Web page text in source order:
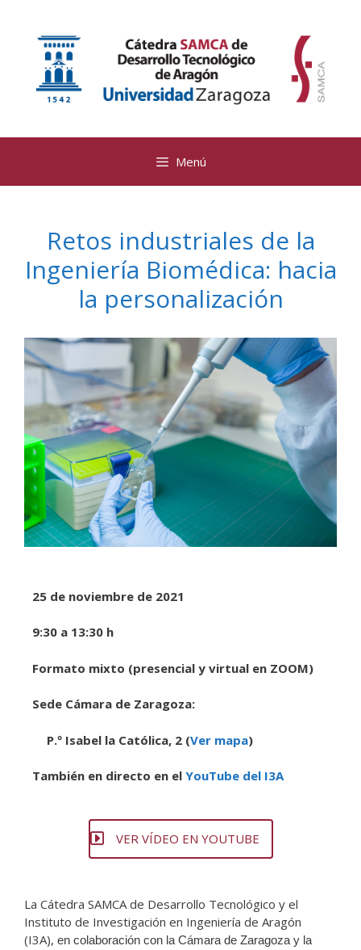
contenido
Menú
Retos industriales de la
Ingeniería Biomédica: hacia
la personalización
25 de noviembre de 2021
9:30 a 13:30 h
Formato mixto (presencial y virtual en ZOOM)
Sede Cámara de Zaragoza:
P.º Isabel la Católica, 2 (Ver mapa)
También en directo en el YouTube del I3A
VER VÍDEO EN YOUTUBE
La Cátedra SAMCA de Desarrollo Tecnológico y el
Instituto de Investigación en Ingeniería de Aragón
(I3A), en colaboración con la Cámara de Zaragoza y la